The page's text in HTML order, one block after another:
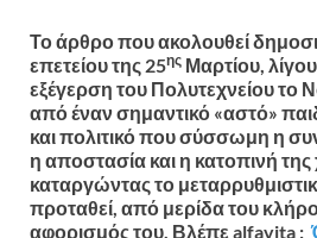
Το άρθρο που ακολουθεί
επετείου της 25ης Μαρτίου,
εξέγερση του Πολυτεχνείου το
από έναν σημαντικό «αστό»
και πολιτικό που σύσσωμη η
η αποστασία και η κατοπινή
καταργώντας το
προταθεί, από μερίδα του
αφορισμός του. Βλέπε alfavita :